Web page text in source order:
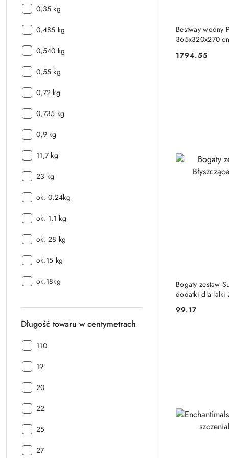
Waga:
0,35 kg
Waga:
0,485 kg
Waga:
0,540 kg
Waga:
0,55 kg
Waga:
0,72 kg
Waga:
0,735 kg
Waga:
0,9 kg
Waga:
11,7 kg
Waga:
23 kg
Waga:
ok. 0,24kg
Waga:
ok. 1,1 kg
Waga:
ok. 28 kg
Waga:
ok.15 kg
Waga:
ok.18kg
Długość towaru w centymetrach
Długość
w
110
Długość
w
19
Długość
w
20
Długość
w
22
Długość
w
25
Długość
27
Bestway wodny
365x320x270
Cena:
1794.55
Bogaty zestaw
dodatki dla lalki
Cena:
99.17